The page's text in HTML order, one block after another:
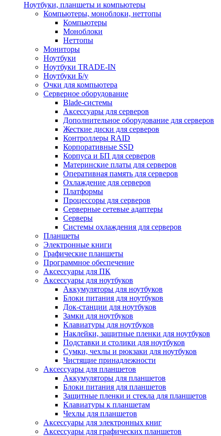
Ноутбуки, планшеты и компьютеры
Компьютеры, моноблоки, неттопы
Компьютеры
Моноблоки
Неттопы
Мониторы
Ноутбуки
Ноутбуки TRADE-IN
Ноутбуки Б/у
Очки для компьютера
Серверное оборудование
Blade-системы
Аксессуары для серверов
Дополнительное оборудование для серверов
Жесткие диски для серверов
Контроллеры RAID
Корпоративные SSD
Корпуса и БП для серверов
Материнские платы для серверов
Оперативная память для серверов
Охлаждение для серверов
Платформы
Процессоры для серверов
Серверные сетевые адаптеры
Серверы
Системы охлаждения для серверов
Планшеты
Электронные книги
Графические планшеты
Программное обеспечение
Аксессуары для ПК
Аксессуары для ноутбуков
Аккумуляторы для ноутбуков
Блоки питания для ноутбуков
Док-станции для ноутбуков
Замки для ноутбуков
Клавиатуры для ноутбуков
Наклейки, защитные пленки для ноутбуков
Подставки и столики для ноутбуков
Сумки, чехлы и рюкзаки для ноутбуков
Чистящие принадлежности
Аксессуары для планшетов
Аккумуляторы для планшетов
Блоки питания для планшетов
Защитные пленки и стекла для планшетов
Клавиатуры к планшетам
Чехлы для планшетов
Аксессуары для электронных книг
Аксессуары для графических планшетов